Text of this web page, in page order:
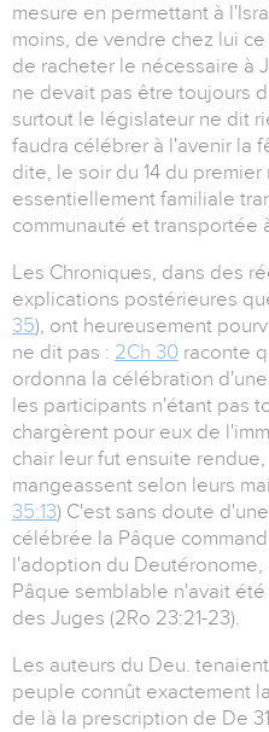
mesure en permettant à
moins, de vendre chez lui
de racheter le nécessaire à
ne devait pas être toujours
surtout le législateur ne dit
faudra célébrer à l'avenir la
dite, le soir du 14 du
essentiellement familiale
communauté et transportée
Les Chroniques, dans des
explications postérieures
35), ont heureusement
ne dit pas : 2Ch 30 raconte
ordonna la célébration
les participants n'étant pas
chargèrent pour eux de
chair leur fut ensuite
mangeassent selon leurs
35:13) C'est sans doute
célébrée la Pâque
l'adoption du
Pâque semblable n'avait
des Juges (2Ro 23:21-23).
Les auteurs du Deu.
peuple connût exactement
de là la prescription de De